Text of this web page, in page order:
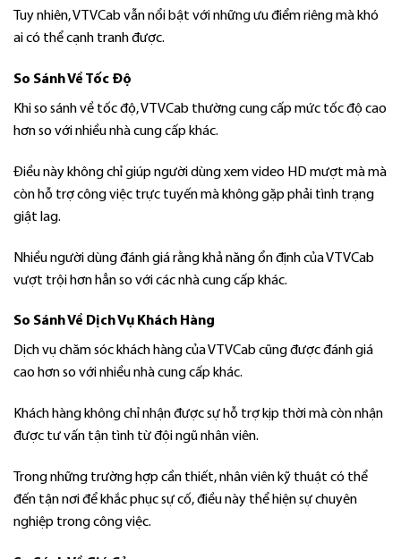
Tuy nhiên, VTVCab vẫn nổi bật với những ưu điểm riêng mà khó
ai có thể cạnh tranh được.
So Sánh Về Tốc Độ
Khi so sánh về tốc độ, VTVCab thường cung cấp mức tốc độ cao
hơn so với nhiều nhà cung cấp khác.
Điều này không chỉ giúp người dùng xem video HD mượt mà mà
còn hỗ trợ công việc trực tuyến mà không gặp phải tình trạng
giật lag.
Nhiều người dùng đánh giá rằng khả năng ổn định của VTVCab
vượt trội hơn hẳn so với các nhà cung cấp khác.
So Sánh Về Dịch Vụ Khách Hàng
Dịch vụ chăm sóc khách hàng của VTVCab cũng được đánh giá
cao hơn so với nhiều nhà cung cấp khác.
Khách hàng không chỉ nhận được sự hỗ trợ kịp thời mà còn nhận
được tư vấn tận tình từ đội ngũ nhân viên.
Trong những trường hợp cần thiết, nhân viên kỹ thuật có thể
đến tận nơi để khắc phục sự cố, điều này thể hiện sự chuyên
nghiệp trong công việc.